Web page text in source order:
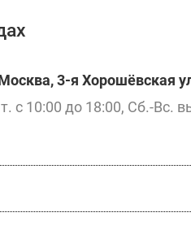
3-я Хорошёвская
с 10:00 до 18:00, Сб.-Вс.